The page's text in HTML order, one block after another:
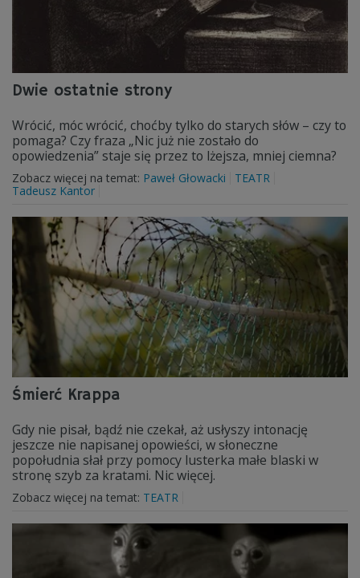
Dwie ostatnie strony
Wrócić, móc wrócić, choćby tylko do starych słów – czy to
pomaga? Czy fraza „Nic już nie zostało do
opowiedzenia” staje się przez to lżejsza, mniej ciemna?
Zobacz więcej na temat: Paweł Głowacki
TEATR
Tadeusz Kantor
Śmierć Krappa
Gdy nie pisał, bądź nie czekał, aż usłyszy intonację
jeszcze nie napisanej opowieści, w słoneczne
popołudnia słał przy pomocy lusterka małe blaski w
stronę szyb za kratami. Nic więcej.
Zobacz więcej na temat: TEATR